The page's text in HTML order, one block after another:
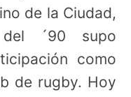
de la Ciudad,
´90 supo
como
de rugby. Hoy